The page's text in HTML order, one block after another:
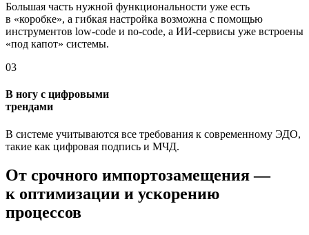
Большая часть нужной функциональности уже есть
в «коробке», а гибкая настройка возможна с помощью
инструментов low-code и no-code, а ИИ-сервисы уже встроены
«под капот» системы.
03
В ногу с цифровыми
трендами
В системе учитываются все требования к современному ЭДО,
такие как цифровая подпись и МЧД.
От срочного импортозамещения —
к оптимизации и ускорению
процессов